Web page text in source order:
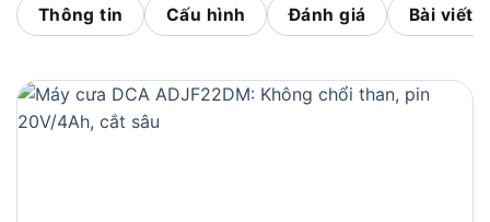
Thông tin Cấu hình Đánh giá Bài viết